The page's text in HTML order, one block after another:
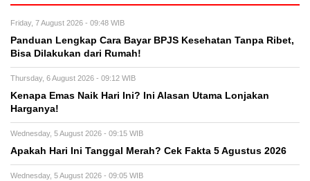
Friday, 7 August 2026 - 09:48 WIB
Panduan Lengkap Cara Bayar BPJS Kesehatan Tanpa Ribet,
Bisa Dilakukan dari Rumah!
Thursday, 6 August 2026 - 09:12 WIB
Kenapa Emas Naik Hari Ini? Ini Alasan Utama Lonjakan
Harganya!
Wednesday, 5 August 2026 - 09:15 WIB
Apakah Hari Ini Tanggal Merah? Cek Fakta 5 Agustus 2026
Wednesday, 5 August 2026 - 09:05 WIB